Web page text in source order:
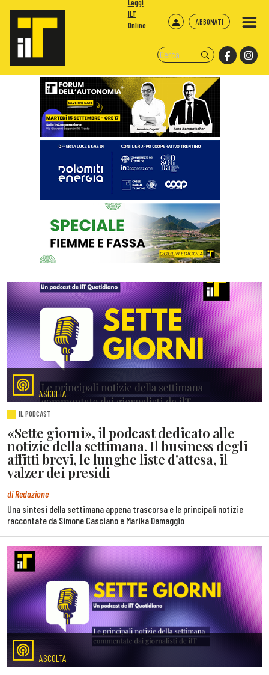
ABBONATI
Leggi
ILT
Online
ASCOLTA
IL PODCAST
«Sette giorni», il podcast dedicato alle
notizie della settimana. Il business degli
affitti brevi, le lunghe liste d'attesa, il
valzer dei presidi
di Redazione
Una sintesi della settimana appena trascorsa e le principali notizie
raccontate da Simone Casciano e Marika Damaggio
ASCOLTA